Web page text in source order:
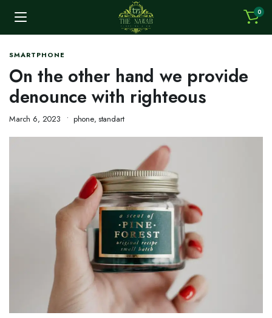
0
SMARTPHONE
On the other hand we provide
denounce with righteous
March 6, 2023 phone, standart